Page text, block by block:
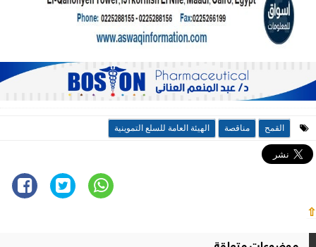
القمح مناقصة الهيئة العامة للسلع التموينية
⇧